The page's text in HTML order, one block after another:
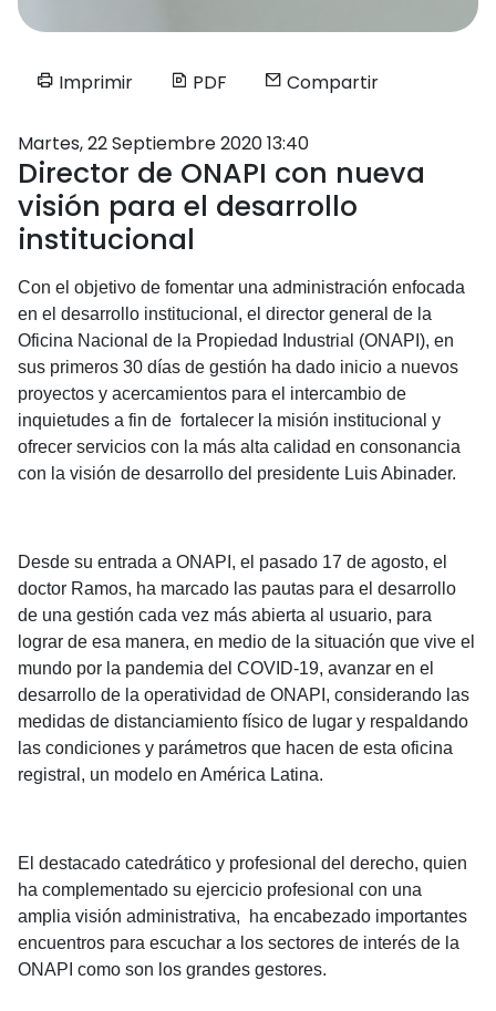
Imprimir PDF Compartir
Martes, 22 Septiembre 2020 13:40
Director de ONAPI con nueva
visión para el desarrollo
institucional
Con el objetivo de fomentar una administración enfocada
en el desarrollo institucional, el director general de la
Oficina Nacional de la Propiedad Industrial (ONAPI), en
sus primeros 30 días de gestión ha dado inicio a nuevos
proyectos y acercamientos para el intercambio de
inquietudes a fin de fortalecer la misión institucional y
ofrecer servicios con la más alta calidad en consonancia
con la visión de desarrollo del presidente Luis Abinader.
Desde su entrada a ONAPI, el pasado 17 de agosto, el
doctor Ramos, ha marcado las pautas para el desarrollo
de una gestión cada vez más abierta al usuario, para
lograr de esa manera, en medio de la situación que vive el
mundo por la pandemia del COVID-19, avanzar en el
desarrollo de la operatividad de ONAPI, considerando las
medidas de distanciamiento físico de lugar y respaldando
las condiciones y parámetros que hacen de esta oficina
registral, un modelo en América Latina.
El destacado catedrático y profesional del derecho, quien
ha complementado su ejercicio profesional con una
amplia visión administrativa, ha encabezado importantes
encuentros para escuchar a los sectores de interés de la
ONAPI como son los grandes gestores.